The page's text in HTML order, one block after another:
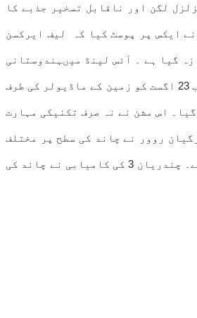
لگن اور ناقابل تسخیر جذبے کا
خانے نے ایکس پر پوسٹ کیا کہ لیف ایرکسن
گیا ہے ۔ آئس لینڈ میںہندوستانی
سفیر بالاسوبرامنیم شیامنے اسرو کی جانب سے یہ باوقار انعام وصول کیا۔ چندریان3 کی فتح نے 23 اگست کو ایک تاریخی سنگ میل کا نشان لگایا جب 23 اگست کو زمین کے ماڈیولر کی طرف
اس مشن نے نہ صرف تکنیکی مہارت
اور پرگیان روور نے چاند کی سطح پر مختلف
کام کیے، جن میں سلفر اور دیگر عناصر کی موجودگی کا پتہ لگانا، رشتہ دار درجہ حرارت کو ریکارڈ کرنا، اور قمری سرگرمیوں کی نگرانی شامل ہے۔ چندریان 3 کی کامیابی نے چاند کی